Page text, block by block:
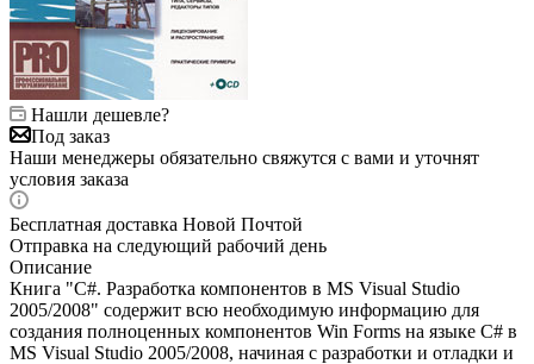
Нашли дешевле?
Под заказ
Наши менеджеры обязательно свяжутся с вами и уточнят
условия заказа
Бесплатная доставка Новой Почтой
Отправка на следующий рабочий день
Описание
Книга "C#. Разработка компонентов в MS Visual Studio
2005/2008" содержит всю необходимую информацию для
создания полноценных компонентов Win Forms на языке C# в
MS Visual Studio 2005/2008, начиная с разработки и отладки и